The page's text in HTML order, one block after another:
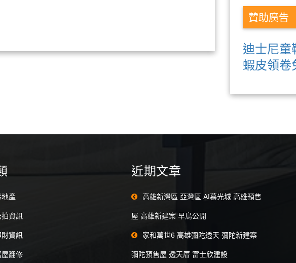
贊助廣告
迪士尼童
蝦皮領卷
地產
拍資訊
資訊
屋翻修
近期文章
高雄新灣區 亞灣區 AI慕光城 高雄預售
屋 高雄新建案 早鳥公開
家和萬世6 高雄彌陀透天 彌陀新建案
彌陀預售屋 透天厝 富士欣建設